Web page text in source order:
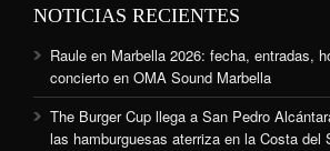
NOTICIAS RECIENTES
Raule en Marbella 2026: fecha, entradas,
concierto en OMA Sound Marbella
The Burger Cup llega a San Pedro
las hamburguesas aterriza en la Costa del